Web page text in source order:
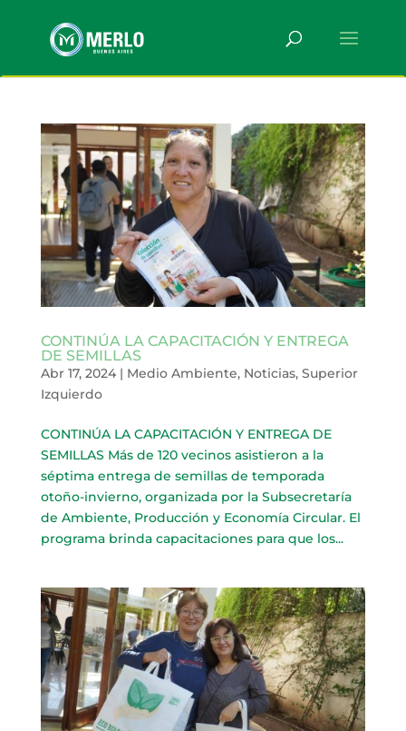
CONTINÚA LA CAPACITACIÓN Y ENTREGA
DE SEMILLAS
Abr 17, 2024| Medio Ambiente, Noticias, Superior
Izquierdo
CONTINÚA LA CAPACITACIÓN Y ENTREGA DE
SEMILLAS Más de 120 vecinos asistieron a la
séptima entrega de semillas de temporada
otoño-invierno, organizada por la Subsecretaría
de Ambiente, Producción y Economía Circular. El
programa brinda capacitaciones para que los...